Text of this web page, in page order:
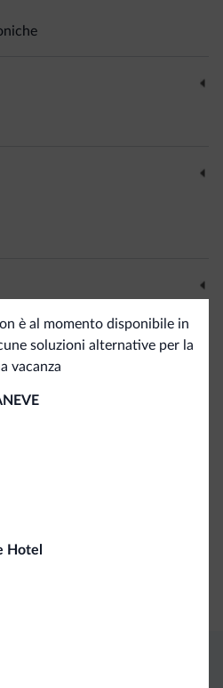
è al momento disponibile in
soluzioni alternative per la
vacanza
Hotel